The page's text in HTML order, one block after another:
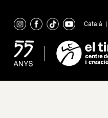
content
Català